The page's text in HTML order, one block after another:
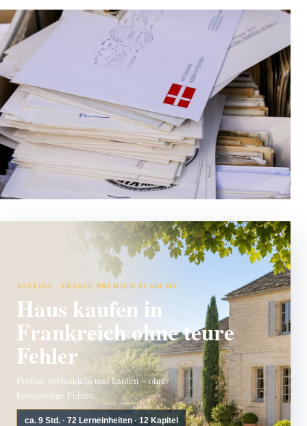
ANZEIGE · FRANCE PREMIUM ACADEMY
Haus kaufen in
Frankreich ohne teure
Fehler
Prüfen, verhandeln und kaufen – ohne
kostspielige Fehler.
ca. 9 Std. · 72 Lerneinheiten · 12 Kapitel